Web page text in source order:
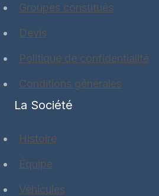
Groupes constitués
Devis
Politique de confidentialité
Conditions générales
La Société
Histoire
Équipe
Véhicules